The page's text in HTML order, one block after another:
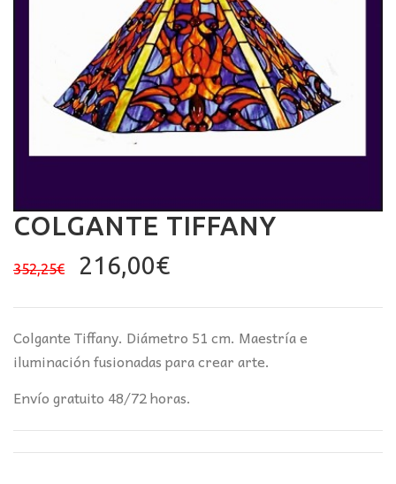
COLGANTE TIFFANY
352,25€
El
original
era:
352,25€.
216,00€El
actual
es:
216,00€.
Colgante Tiffany. Diámetro 51 cm. Maestría e
iluminación fusionadas para crear arte.
Envío gratuito 48/72 horas.